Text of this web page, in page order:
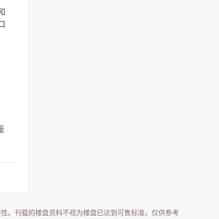
。刊载的楼盘资料不视为楼盘已达到可售标准，仅供参考